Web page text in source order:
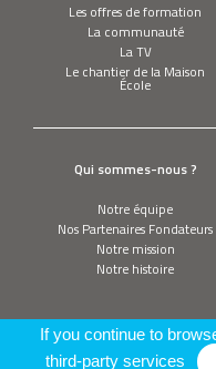
Les offres de formation
La communauté
La TV
Le chantier de la Maison
École
Qui sommes-nous ?
Notre équipe
Nos Partenaires Fondateurs
Notre mission
Notre histoire
If you continue to
third-party services